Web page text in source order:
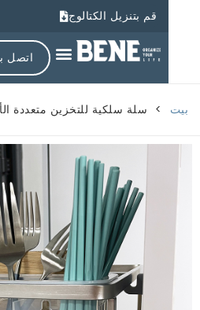
قم بتنزيل الكتالوج
اتصل بنا
> سلة سلكية للتخزين متعددة الأغراض